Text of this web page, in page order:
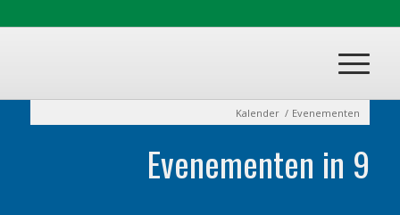
Kalender / Evenementen
Evenementen in 9